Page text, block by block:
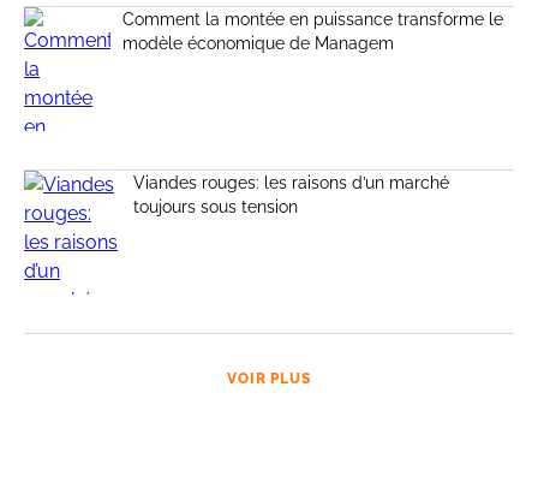
Comment la montée en puissance transforme le
modèle économique de Managem
Viandes rouges: les raisons d’un marché
toujours sous tension
VOIR PLUS